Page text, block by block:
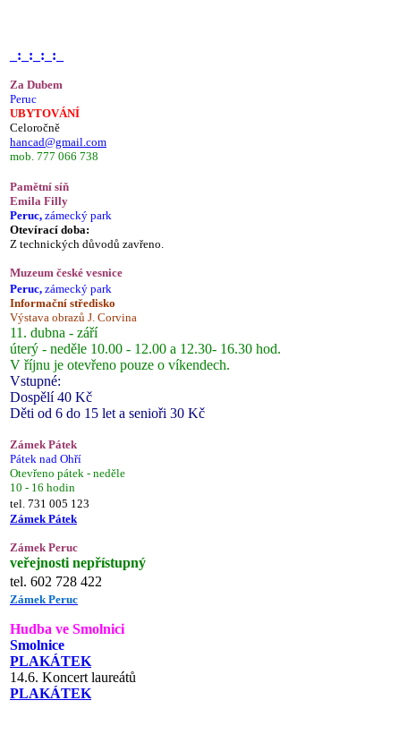
_:_:_:_:_
Za Dubem
Peruc
UBYTOVÁNÍ
Celoročně
hancad@gmail.com
mob. 777 066 738
Pamětní síň
Emila Filly
Peruc, zámecký park
Otevírací doba:
Z technických důvodů zavřeno.
Muzeum české vesnice
Peruc, zámecký park
Informační středisko
Výstava obrazů J. Corvina
11. dubna - září
úterý - neděle 10.00 - 12.00 a 12.30- 16.30 hod.
V říjnu je otevřeno pouze o víkendech.
Vstupné:
Dospělí 40 Kč
Děti od 6 do 15 let a senioři 30 Kč
Zámek Pátek
Pátek nad Ohří
Otevřeno pátek - neděle
10 - 16 hodin
tel. 731 005 123
Zámek Pátek
Zámek Peruc
veřejnosti nepřístupný
tel. 602 728 422
Zámek Peruc
Hudba ve Smolnici
Smolnice
PLAKÁTEK
14.6. Koncert laureátů
PLAKÁTEK